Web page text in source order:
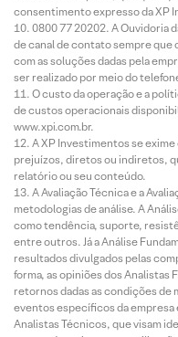
consentimento expresso da XP
0800 77 20202. A Ouvidoria
de canal de contato sempre
com as soluções dadas pela
ser realizado por meio do
O custo da operação e a
de custos operacionais
www.xpi.com.br.
A XP Investimentos se
prejuízos, diretos ou indiretos,
relatório ou seu conteúdo.
A Avaliação Técnica e a
metodologias de análise. A
como tendência, suporte,
entre outros. Já a Análise
resultados divulgados pelas
forma, as opiniões dos Analistas
retornos dadas as condições de
eventos específicos da empresa
Analistas Técnicos, que visam